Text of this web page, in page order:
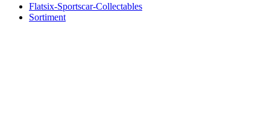
Flatsix-Sportscar-Collectables
Sortiment